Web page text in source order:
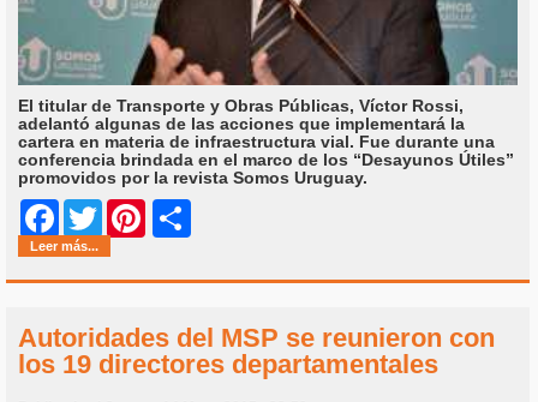
El titular de Transporte y Obras Públicas, Víctor Rossi,
adelantó algunas de las acciones que implementará la
cartera en materia de infraestructura vial. Fue durante una
conferencia brindada en el marco de los “Desayunos Útiles”
promovidos por la revista Somos Uruguay.
Facebook
Twitter Pinterest
Leer más...
Autoridades del MSP se reunieron con
los 19 directores departamentales